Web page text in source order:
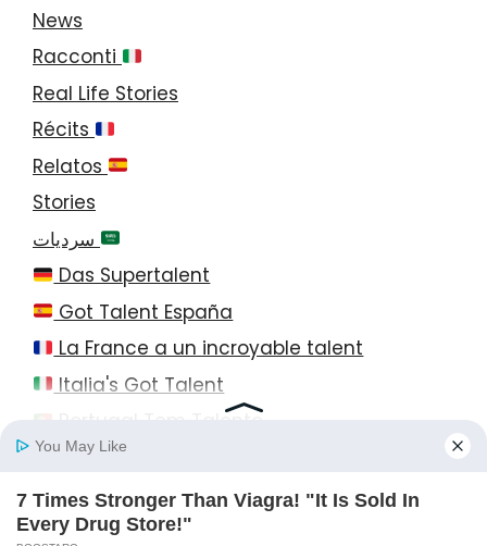
News
Racconti
Real Life Stories
Récits
Relatos
Stories
Das Supertalent
Got Talent España
La France a un incroyable talent
Italia's Got Talent
Portugal Tem Talento
© 2026 StayEase • All Rights Reserved!